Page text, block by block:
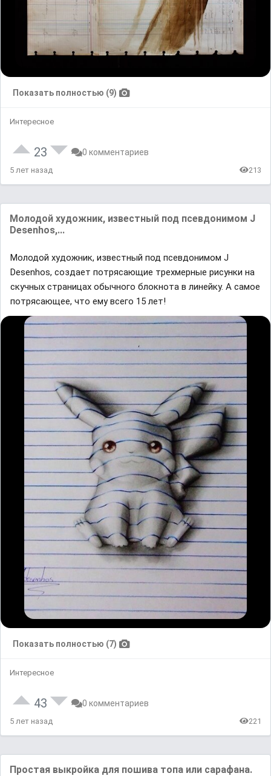
Показать полностью (9)
Интересное
23 0 комментариев
5 лет назад 213
Молодой художник, известный под псевдонимом J
Desenhos,...
Молодой художник, известный под псевдонимом J
Desenhos, создает потрясающие трехмерные рисунки на
скучных страницах обычного блокнота в линейку. А самое
потрясающее, что ему всего 15 лет!
Показать полностью (7)
Интересное
43 0 комментариев
5 лет назад 221
Простая выкройка для пошива топа или сарафана.